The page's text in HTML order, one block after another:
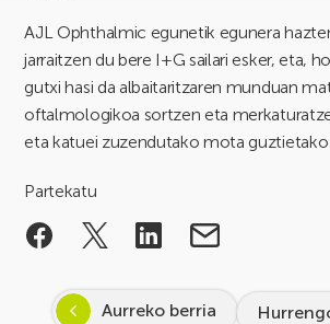
AJL Ophthalmic egunetik egunera
jarraitzen du bere I+G sailari esker, eta,
gutxi hasi da albaitaritzaren munduan
oftalmologikoa sortzen eta
eta katuei zuzendutako mota
Partekatu
Aurreko berria